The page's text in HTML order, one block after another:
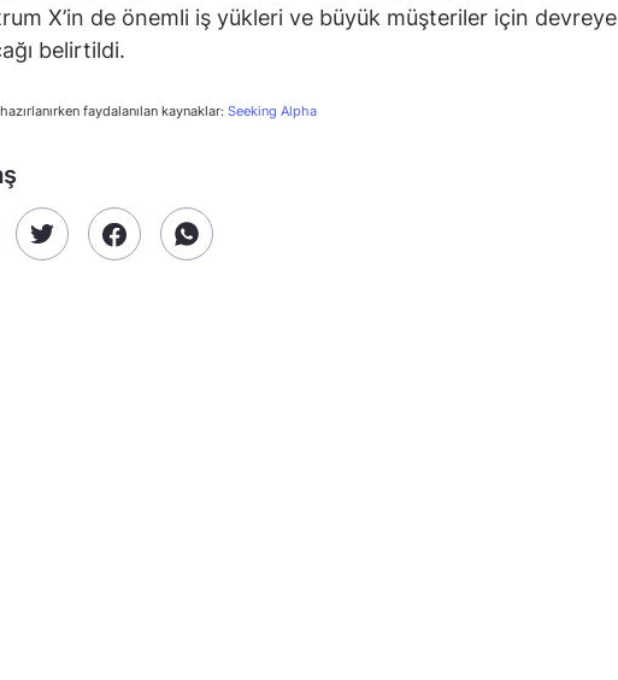
X’in de önemli iş yükleri ve büyük müşteriler için devreye
belirtildi.
faydalanılan kaynaklar: Seeking Alpha